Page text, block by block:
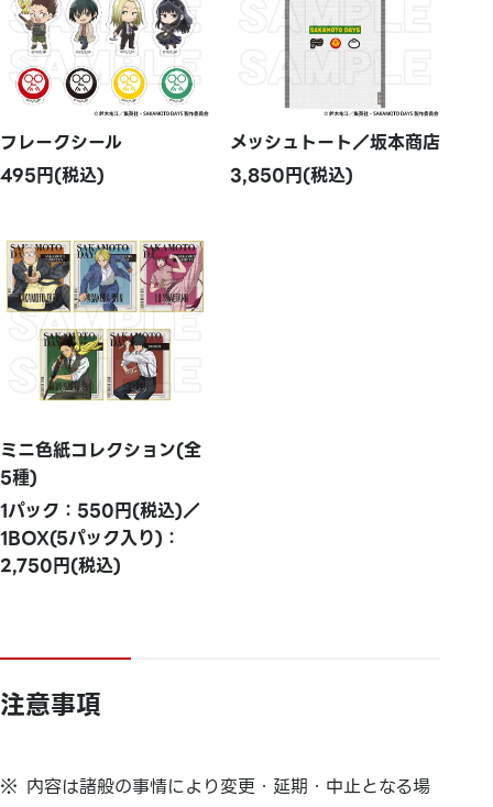
フレークシール
495円(税込)
メッシュトート／坂本商店
3,850円(税込)
ミニ色紙コレクション(全
5種)
1パック：550円(税込)／
1BOX(5パック入り)：
2,750円(税込)
注意事項
内容は諸般の事情により変更・延期・ 中止となる場